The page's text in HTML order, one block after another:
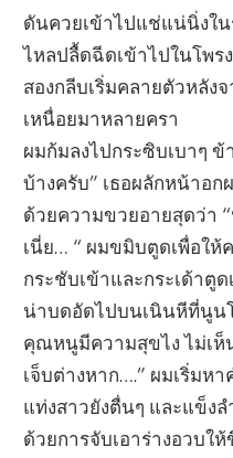
ดันควยเข้าไปแช่แน่นิ่งใ
ไหลปลื้ดฉีดเข้าไปในโพ
สองกลีบเริ่มคลายตัวหลัง
เหนื่อยมาหลายครา
ผมก้มลงไปกระซิบเบาๆ
บ้างครับ” เธอผลักหน้าอ
ด้วยความขวยอายสุดว่า
เนี่ย… “ ผมขมิบตูดเพื่อใ
กระชับเข้าและกระเด้าตู
น่าบดอัดไปบนเนินหีที่นูน
คุณหนูมีความสุขไง ไม่เห็
เจ็บต่างหาก….” ผมเริ่มห
แท่งสาวยังตื่นๆ และแข็งล
ด้วยการจับเอาร่างอวบ